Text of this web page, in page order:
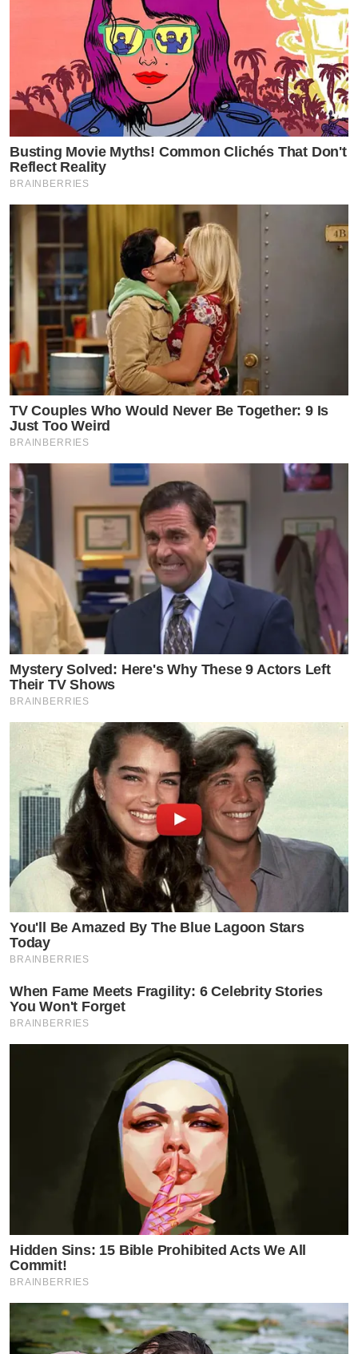
Busting Movie Myths! Common Clichés That Don't
Reflect Reality
BRAINBERRIES
TV Couples Who Would Never Be Together: 9 Is
Just Too Weird
BRAINBERRIES
Mystery Solved: Here's Why These 9 Actors Left
Their TV Shows
BRAINBERRIES
You'll Be Amazed By The Blue Lagoon Stars
Today
BRAINBERRIES
When Fame Meets Fragility: 6 Celebrity Stories
You Won't Forget
BRAINBERRIES
Hidden Sins: 15 Bible Prohibited Acts We All
Commit!
BRAINBERRIES